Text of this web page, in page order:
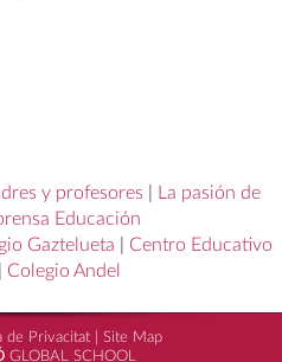
y profesores
La pasión de
Educación
Gaztelueta
Centro Educativo
Colegio Andel
de Privacitat| Site Map
GLOBAL SCHOOL